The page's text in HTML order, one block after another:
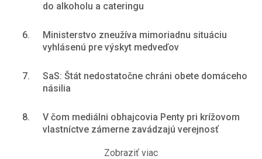
do alkoholu a cateringu
6.
Ministerstvo zneužíva mimoriadnu situáciu
vyhlásenú pre výskyt medveďov
7.
SaS: Štát nedostatočne chráni obete domáceho
násilia
8.
V čom mediálni obhajcovia Penty pri krížovom
vlastníctve zámerne zavádzajú verejnosť
Zobraziť viac